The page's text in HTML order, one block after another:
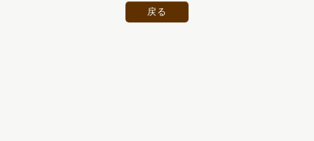
戻る